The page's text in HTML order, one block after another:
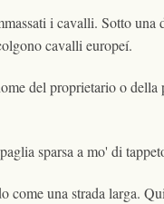
i cavalli. Sotto
cavalli europeí.
del proprietario o
sparsa a mo' di
come una strada larga.